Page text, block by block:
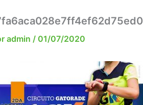
admin / 01/07/2020